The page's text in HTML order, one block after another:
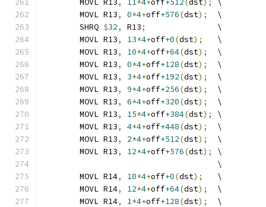
	MOVL R13
, 11*4+off+512(dst);
\
	MOVL R13
, 0*4+off+576(dst);
  \
	SHRQ
$32, R13;
               \
	MOVL R13
, 13*4+off+0(dst);
   \
	MOVL R13
, 10*4+off+64(dst);
  \
	MOVL R13
, 0*4+off+128(dst);
  \
	MOVL R13
, 3*4+off+192(dst);
  \
	MOVL R13
, 9*4+off+256(dst);
  \
	MOVL R13
, 6*4+off+320(dst);
  \
	MOVL R13
, 15*4+off+384(dst);
\
	MOVL R13
, 4*4+off+448(dst);
  \
	MOVL R13
, 2*4+off+512(dst);
  \
	MOVL R13
, 12*4+off+576(dst);
\
	                             \
	MOVL R14
, 10*4+off+0(dst);
   \
	MOVL R14
, 12*4+off+64(dst);
  \
	MOVL R14
, 1*4+off+128(dst);
  \